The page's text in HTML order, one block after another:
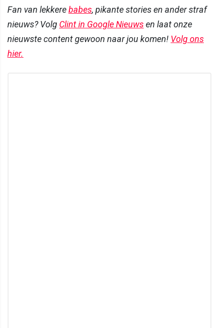
Fan van lekkerebabes, pikante stories en ander straf
nieuws? Volg Clint in Google Nieuwsen laat onze
nieuwste content gewoon naar jou komen! Volg ons
hier.